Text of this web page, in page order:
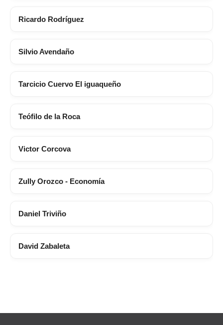
Ricardo Rodríguez
Silvio Avendaño
Tarcicio Cuervo El iguaqueño
Teófilo de la Roca
Victor Corcova
Zully Orozco - Economía
Daniel Triviño
David Zabaleta